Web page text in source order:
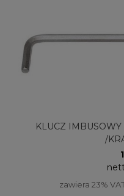
KLUCZ
/
zawiera 23%